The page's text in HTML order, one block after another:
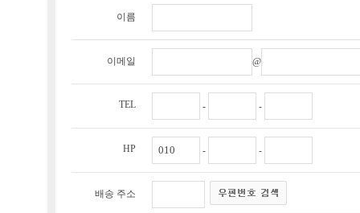
이름
이메일 @
TEL - -
HP - -
배송 주소